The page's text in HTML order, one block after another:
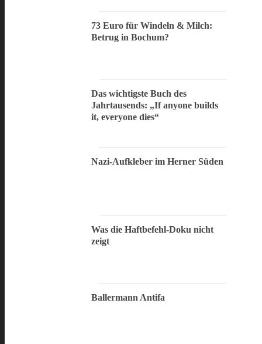
73 Euro für Windeln & Milch:
Betrug in Bochum?
Das wichtigste Buch des
Jahrtausends: „If anyone builds
it, everyone dies“
Nazi-Aufkleber im Herner Süden
Was die Haftbefehl-Doku nicht
zeigt
Ballermann Antifa